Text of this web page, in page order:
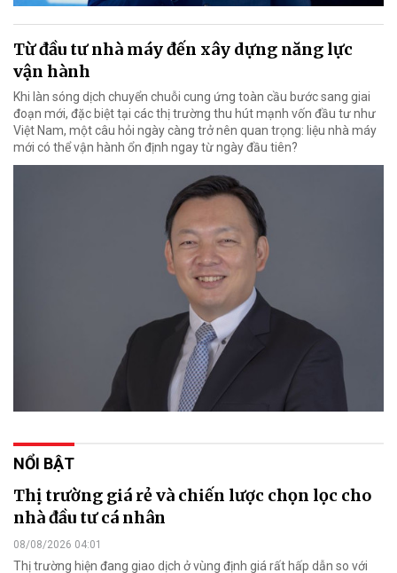
Từ đầu tư nhà máy đến xây dựng năng lực
vận hành
Khi làn sóng dịch chuyển chuỗi cung ứng toàn cầu bước sang giai
đoạn mới, đặc biệt tại các thị trường thu hút mạnh vốn đầu tư như
Việt Nam, một câu hỏi ngày càng trở nên quan trọng: liệu nhà máy
mới có thể vận hành ổn định ngay từ ngày đầu tiên?
NỔI BẬT
Thị trường giá rẻ và chiến lược chọn lọc cho
nhà đầu tư cá nhân
08/08/2026 04:01
Thị trường hiện đang giao dịch ở vùng định giá rất hấp dẫn so với